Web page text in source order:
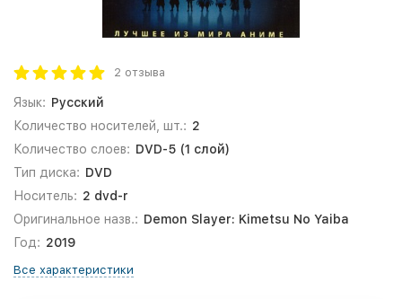
2 отзыва
Язык: Русский
Количество носителей, шт.: 2
Количество слоев: DVD-5 (1 слой)
Тип диска: DVD
Носитель: 2 dvd-r
Оригинальное назв.: Demon Slayer: Kimetsu No Yaiba
Год: 2019
Все характеристики